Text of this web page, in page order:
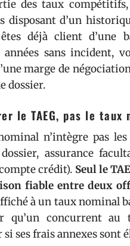
des taux
disposant d’un
déjà client d’une
années sans incident,
marge de
dossier.
le TAEG, pas le taux
n’intègre pas
assurance
crédit). Seul le
fiable entre deux
à un taux nominal
qu’un concurrent au
ses frais annexes sont